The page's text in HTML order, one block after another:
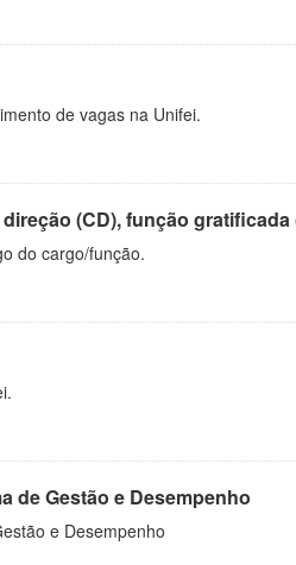
de vagas na Unifei.
(CD), função gratificada
do cargo/função.
de Gestão e Desempenho
e Desempenho